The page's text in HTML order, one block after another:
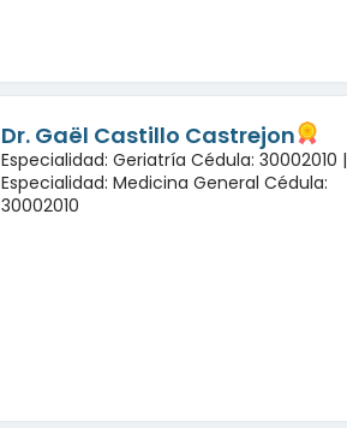
Dr. Gaël Castillo Castrejon
Especialidad: Geriatría Cédula: 30002010 |
Especialidad: Medicina General Cédula:
30002010